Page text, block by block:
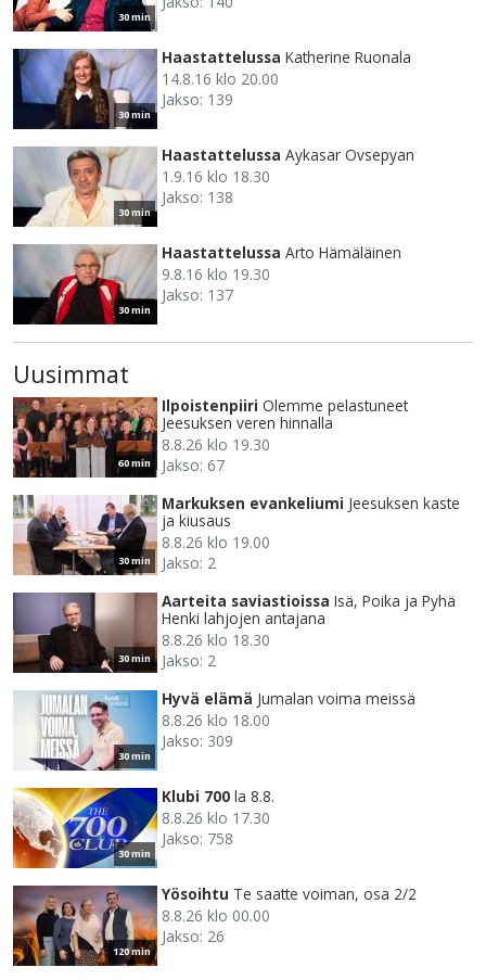
30 min
30 min
Haastattelussa Katherine Ruonala
14.8.16 klo 20.00
Jakso: 139
30 min
Haastattelussa Aykasar Ovsepyan
1.9.16 klo 18.30
Jakso: 138
30 min
Haastattelussa Arto Hämäläinen
9.8.16 klo 19.30
Jakso: 137
Uusimmat
60 min
Ilpoistenpiiri Olemme pelastuneet
Jeesuksen veren hinnalla
8.8.26 klo 19.30
Jakso: 67
30 min
Markuksen evankeliumi Jeesuksen kaste
ja kiusaus
8.8.26 klo 19.00
Jakso: 2
30 min
Aarteita saviastioissa Isä, Poika ja Pyhä
Henki lahjojen antajana
8.8.26 klo 18.30
Jakso: 2
30 min
Hyvä elämä Jumalan voima meissä
8.8.26 klo 18.00
Jakso: 309
30 min
Klubi 700 la 8.8.
8.8.26 klo 17.30
Jakso: 758
120 min
Yösoihtu Te saatte voiman, osa 2/2
8.8.26 klo 00.00
Jakso: 26